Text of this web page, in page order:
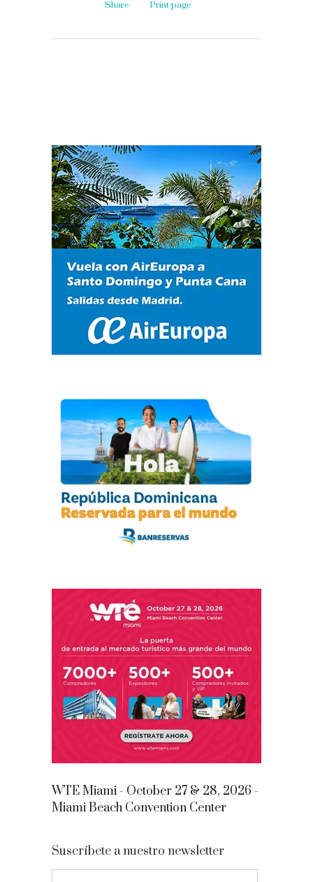
Share Print page
WTE Miami - October 27 & 28, 2026 -
Miami Beach Convention Center
Suscríbete a nuestro newsletter